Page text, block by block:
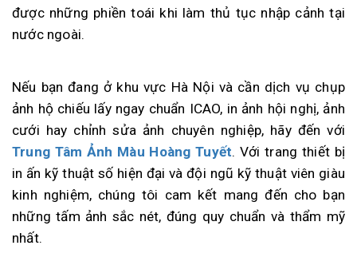
được những phiền toái khi làm thủ tục nhập cảnh tại
nước ngoài.
Nếu bạn đang ở khu vực Hà Nội và cần dịch vụ chụp
ảnh hộ chiếu lấy ngay chuẩn ICAO, in ảnh hội nghị, ảnh
cưới hay chỉnh sửa ảnh chuyên nghiệp, hãy đến với
Trung Tâm Ảnh Màu Hoàng Tuyết. Với trang thiết bị
in ấn kỹ thuật số hiện đại và đội ngũ kỹ thuật viên giàu
kinh nghiệm, chúng tôi cam kết mang đến cho bạn
những tấm ảnh sắc nét, đúng quy chuẩn và thẩm mỹ
nhất.